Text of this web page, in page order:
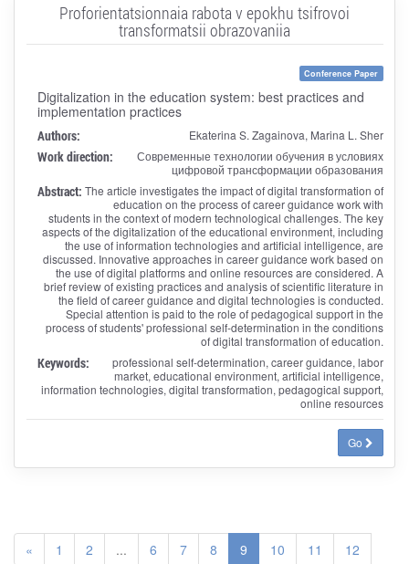
Proforientatsionnaia rabota v epokhu tsifrovoi
transformatsii obrazovaniia
Conference Paper
Digitalization in the education system: best practices and
implementation practices
Authors: Ekaterina S. Zagainova, Marina L. Sher
Work direction:
Современные технологии обучения в условиях
цифровой трансформации образования
Abstract: The article investigates the impact of digital transformation of
education on the process of career guidance work with
students in the context of modern technological challenges. The key
aspects of the digitalization of the educational environment, including
the use of information technologies and artificial intelligence, are
discussed. Innovative approaches in career guidance work based on
the use of digital platforms and online resources are considered. A
brief review of existing practices and analysis of scientific literature in
the field of career guidance and digital technologies is conducted.
Special attention is paid to the role of pedagogical support in the
process of students' professional self-determination in the conditions
of digital transformation of education.
Keywords:
professional self-determination, career guidance, labor
market, educational environment, artificial intelligence,
information technologies, digital transformation, pedagogical support,
online resources
Go
« 1 2 ... 6 7 8 9 10 11 12